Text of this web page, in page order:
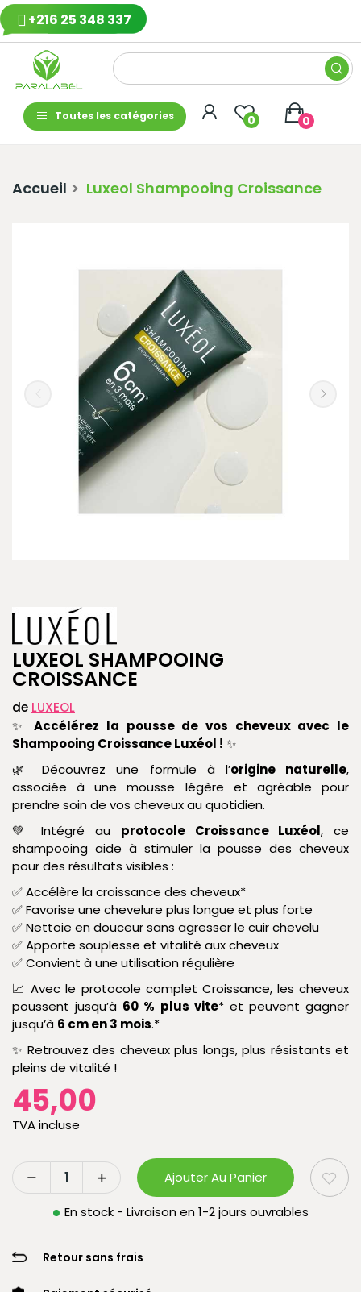
+216 25 348 337
Toutes les catégories 0 0
Accueil Luxeol Shampooing Croissance
LUXEOL SHAMPOOING
CROISSANCE
de LUXEOL
✨Accélérez la pousse de vos cheveux avec le
Shampooing Croissance Luxéol ! ✨
🌿 Découvrez une formule à l’origine naturelle,
associée à une mousse légère et agréable pour
prendre soin de vos cheveux au quotidien.
💚 Intégré au protocole Croissance Luxéol, ce
shampooing aide à stimuler la pousse des cheveux
pour des résultats visibles :
✅ Accélère la croissance des cheveux*
✅ Favorise une chevelure plus longue et plus forte
✅ Nettoie en douceur sans agresser le cuir chevelu
✅ Apporte souplesse et vitalité aux cheveux
✅ Convient à une utilisation régulière
📈 Avec le protocole complet Croissance, les cheveux
poussent jusqu’à 60 % plus vite* et peuvent gagner
jusqu’à 6 cm en 3 mois.*
✨ Retrouvez des cheveux plus longs, plus résistants et
pleins de vitalité !
45,00
TVA incluse
Ajouter Au Panier
En stock - Livraison en 1-2 jours ouvrables
Retour sans frais